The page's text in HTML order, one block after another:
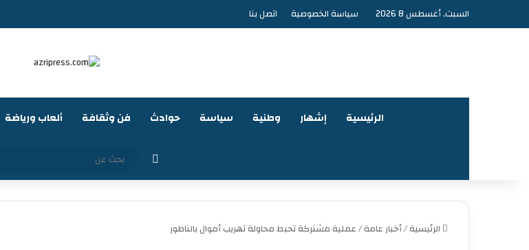
السبت, أغسطس 8 2026 سياسة الخصوصية اتصل بنا
الرئيسية إشهار وطنية سياسة حوادث فن وثقافة ألعاب ورياضة
الوضع المظلم
الرئيسية/أخبار عامة/عملية مشتركة تحبط محاولة تهريب أموال بالناظور